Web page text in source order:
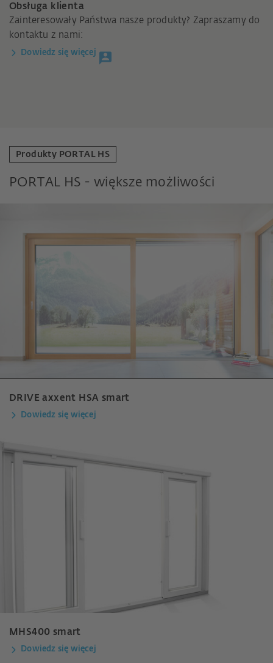
Obsługa klienta
Zainteresowały Państwa nasze produkty? Zapraszamy do
kontaktu z nami:
Dowiedz się więcej
Produkty PORTAL HS
PORTAL HS - większe możliwości
DRIVE axxent HSA smart
Dowiedz się więcej
MHS400 smart
Dowiedz się więcej